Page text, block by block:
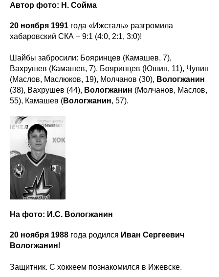
Автор фото: Н. Сойма
20 ноября 1991 года «Ижсталь» разгромила
хабаровский СКА – 9:1 (4:0, 2:1, 3:0)!
Шайбы забросили: Бояринцев (Камашев, 7),
Вахрушев (Камашев, 7), Бояринцев (Юшин, 11), Чупин
(Маслов, Маслюков, 19), Молчанов (30), Вологжанин
(38), Вахрушев (44), Вологжанин (Молчанов, Маслов,
55), Камашев (Вологжанин, 57).
На фото: И.С. Вологжанин
20 ноября 1988 года родился Иван Сергеевич
Вологжанин!
Защитник. С хоккеем познакомился в Ижевске.